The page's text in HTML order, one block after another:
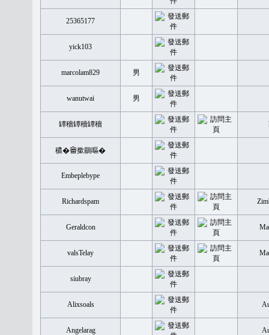
25365177
yick103
marcolam829 男
wanutwai 男
罈穡罈穡罈穡
穠�𤲞撳鶥嘔�
Embeplebype
Richardspam
Geraldcon
valsTelay
siubray
Alixsoals
Angelarag